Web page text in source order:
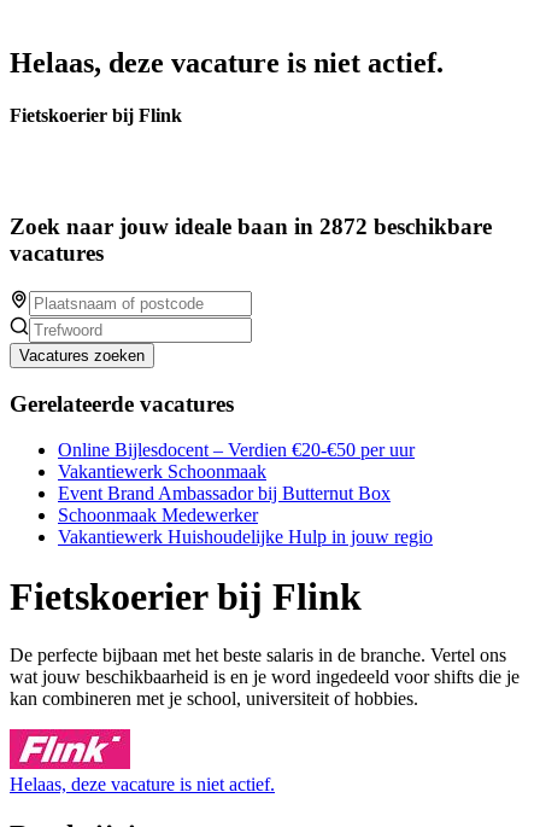
Helaas, deze vacature is niet actief.
Fietskoerier bij Flink
Zoek naar jouw ideale baan in 2872 beschikbare
vacatures
Vacatures zoeken
Gerelateerde vacatures
Online Bijlesdocent – Verdien €20-€50 per uur
Vakantiewerk Schoonmaak
Event Brand Ambassador bij Butternut Box
Schoonmaak Medewerker
Vakantiewerk Huishoudelijke Hulp in jouw regio
Fietskoerier bij Flink
De perfecte bijbaan met het beste salaris in de branche. Vertel ons
wat jouw beschikbaarheid is en je word ingedeeld voor shifts die je
kan combineren met je school, universiteit of hobbies.
Helaas, deze vacature is niet actief.